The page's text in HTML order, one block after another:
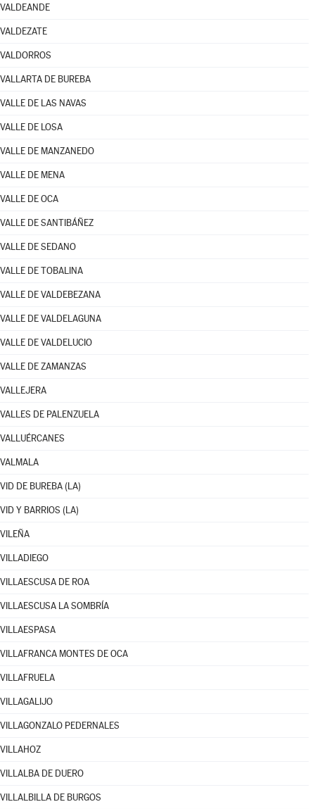
VALDEANDE
VALDEZATE
VALDORROS
VALLARTA DE BUREBA
VALLE DE LAS NAVAS
VALLE DE LOSA
VALLE DE MANZANEDO
VALLE DE MENA
VALLE DE OCA
VALLE DE SANTIBÁÑEZ
VALLE DE SEDANO
VALLE DE TOBALINA
VALLE DE VALDEBEZANA
VALLE DE VALDELAGUNA
VALLE DE VALDELUCIO
VALLE DE ZAMANZAS
VALLEJERA
VALLES DE PALENZUELA
VALLUÉRCANES
VALMALA
VID DE BUREBA (LA)
VID Y BARRIOS (LA)
VILEÑA
VILLADIEGO
VILLAESCUSA DE ROA
VILLAESCUSA LA SOMBRÍA
VILLAESPASA
VILLAFRANCA MONTES DE OCA
VILLAFRUELA
VILLAGALIJO
VILLAGONZALO PEDERNALES
VILLAHOZ
VILLALBA DE DUERO
VILLALBILLA DE BURGOS